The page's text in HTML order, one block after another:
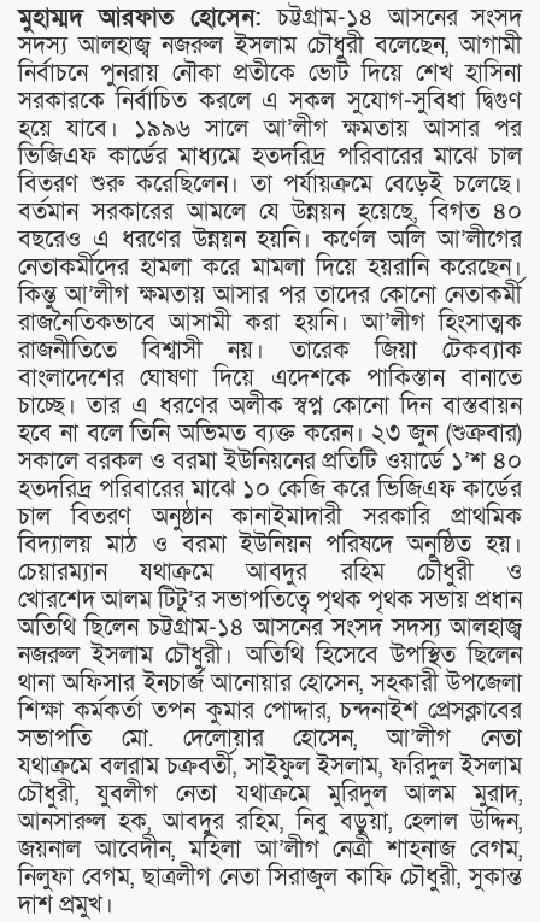
মুহাম্মদ আরফাত হোসেন:চট্টগ্রাম-১৪ আসনের সংসদ
সদস্য আলহাজ্ব নজরুল ইসলাম চৌধুরী বলেছেন, আগামী
নির্বাচনে পুনরায় নৌকা প্রতীকে ভোট দিয়ে শেখ হাসিনা
সরকারকে নির্বাচিত করলে এ সকল সুযোগ-সুবিধা দ্বিগুণ
হয়ে যাবে। ১৯৯৬ সালে আ’লীগ ক্ষমতায় আসার পর
ভিজিএফ কার্ডের মাধ্যমে হতদরিদ্র পরিবারের মাঝে চাল
বিতরণ শুরু করেছিলেন। তা পর্যায়ক্রমে বেড়েই চলেছে।
বর্তমান সরকারের আমলে যে উন্নয়ন হয়েছে, বিগত ৪০
বছরেও এ ধরণের উন্নয়ন হয়নি। কর্ণেল অলি আ’লীগের
নেতাকর্মীদের হামলা করে মামলা দিয়ে হয়রানি করেছেন।
কিন্তু আ’লীগ ক্ষমতায় আসার পর তাদের কোনো নেতাকর্মী
রাজনৈতিকভাবে আসামী করা হয়নি। আ’লীগ হিংসাত্মক
রাজনীতিতে বিশ্বাসী নয়। তারেক জিয়া টেকব্যাক
বাংলাদেশের ঘোষণা দিয়ে এদেশকে পাকিস্তান বানাতে
চাচ্ছে। তার এ ধরণের অলীক স্বপ্ন কোনো দিন বাস্তবায়ন
হবে না বলে তিনি অভিমত ব্যক্ত করেন। ২৩ জুন (শুক্রবার)
সকালে বরকল ও বরমা ইউনিয়নের প্রতিটি ওয়ার্ডে ১’শ ৪০
হতদরিদ্র পরিবারের মাঝে ১০ কেজি করে ভিজিএফ কার্ডের
চাল বিতরণ অনুষ্ঠান কানাইমাদারী সরকারি প্রাথমিক
বিদ্যালয় মাঠ ও বরমা ইউনিয়ন পরিষদে অনুষ্ঠিত হয়।
চেয়ারম্যান যথাক্রমে আবদুর রহিম চৌধুরী ও
খোরশেদ আলম টিটু’র সভাপতিত্বে পৃথক পৃথক সভায় প্রধান
অতিথি ছিলেন চট্টগ্রাম-১৪ আসনের সংসদ সদস্য আলহাজ্ব
নজরুল ইসলাম চৌধুরী। অতিথি হিসেবে উপস্থিত ছিলেন
থানা অফিসার ইনচার্জ আনোয়ার হোসেন, সহকারী উপজেলা
শিক্ষা কর্মকর্তা তপন কুমার পোদ্দার, চন্দনাইশ প্রেসক্লাবের
সভাপতি মো. দেলোয়ার হোসেন, আ’লীগ নেতা
যথাক্রমে বলরাম চক্রবর্তী, সাইফুল ইসলাম, ফরিদুল ইসলাম
চৌধুরী, যুবলীগ নেতা যথাক্রমে মুরিদুল আলম মুরাদ,
আনসারুল হক, আবদুর রহিম, নিবু বড়ুয়া, হেলাল উদ্দিন,
জয়নাল আবেদীন, মহিলা আ’লীগ নেত্রী শাহনাজ বেগম,
নিলুফা বেগম, ছাত্রলীগ নেতা সিরাজুল কাফি চৌধুরী, সুকান্ত
দাশ প্রমুখ।